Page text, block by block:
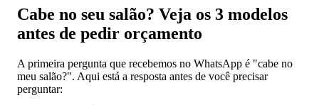
Cabe no seu salão? Veja os 3 modelos
antes de pedir orçamento
A primeira pergunta que recebemos no WhatsApp é "cabe no
meu salão?". Aqui está a resposta antes de você precisar
perguntar: